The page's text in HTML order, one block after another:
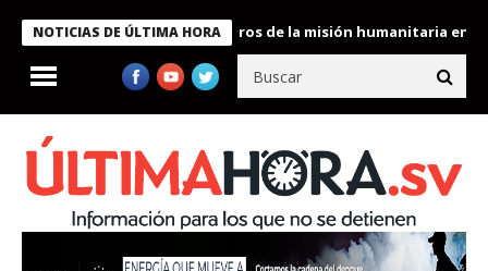
NOTICIAS DE ÚLTIMA HORA
Bukele condecora a miembros de la misión humanitaria enviada